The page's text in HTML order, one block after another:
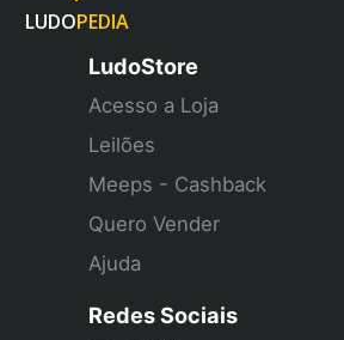
LUDOPEDIA
LudoStore
Acesso a Loja
Leilões
Meeps - Cashback
Quero Vender
Ajuda
Redes Sociais